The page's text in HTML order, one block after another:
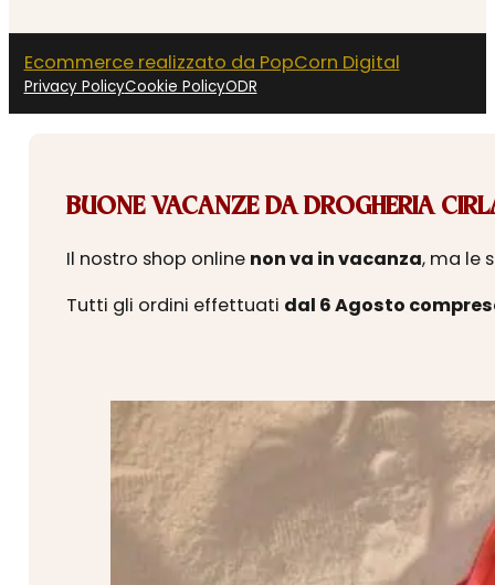
Ecommerce realizzato da PopCorn Digital
Privacy PolicyCookie PolicyODR
BUONE VACANZE DA DROGHERIA
Il nostro shop online non va in vacanza, ma le
Tutti gli ordini effettuati dal 6 Agosto